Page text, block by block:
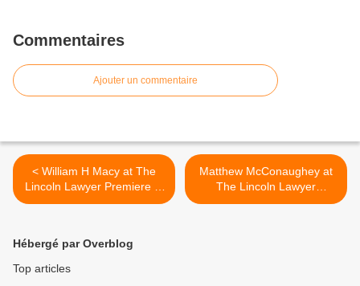
Commentaires
Ajouter un commentaire
< William H Macy at The
Lincoln Lawyer Premiere in
Hollywood
Matthew McConaughey at
The Lincoln Lawyer
Premiere in Hollywood >
Hébergé par Overblog
Top articles